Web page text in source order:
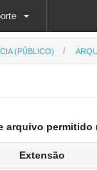
(PÚBLICO)
arquivo permitido
Extensão